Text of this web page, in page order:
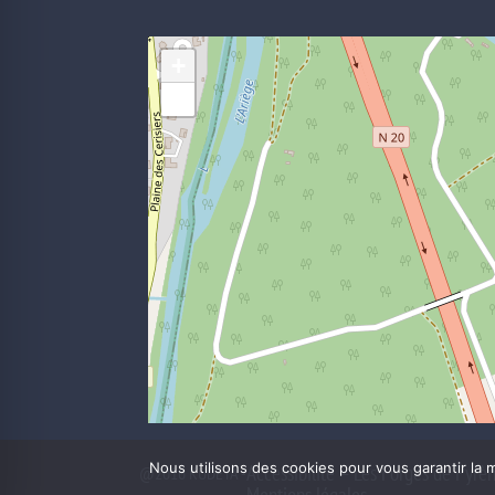
@2016 KUDETA - Accessibilité – Les Forges de
Nous utilisons des cookies pour vous garantir